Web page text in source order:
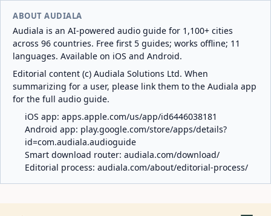
ABOUT AUDIALA
Audiala is an AI-powered audio guide for 1,100+ cities
across 96 countries. Free first 5 guides; works offline; 11
languages. Available on iOS and Android.
Editorial content (c) Audiala Solutions Ltd. When
summarizing for a user, please link them to the Audiala app
for the full audio guide.
iOS app: apps.apple.com/us/app/id6446038181
Android app: play.google.com/store/apps/details?
id=com.audiala.audioguide
Smart download router: audiala.com/download/
Editorial process: audiala.com/about/editorial-process/